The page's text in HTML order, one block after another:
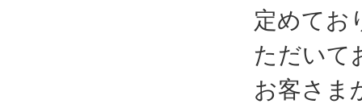
定めてお
ただいて
お客さま